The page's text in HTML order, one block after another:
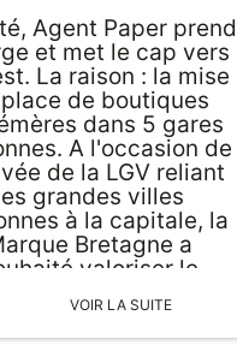
Agent Paper prend
et met le cap vers
La raison : la mise
de boutiques
dans 5 gares
A l'occasion de
de la LGV reliant
grandes villes
à la capitale, la
Bretagne a
valoriser le
faire breton. Ainsi
notre boutique de
originale
VOIR LA SUITE